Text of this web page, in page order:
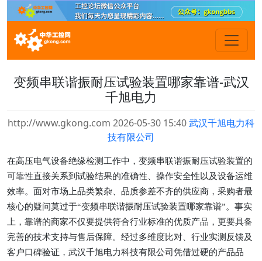
变频串联谐振耐压试验装置哪家靠谱-武汉
千旭电力
http://www.gkong.com 2026-05-30 15:40武汉千旭电力科
技有限公司
在高压电气设备绝缘检测工作中，变频串联谐振耐压试验装置的
可靠性直接关系到试验结果的准确性、操作安全性以及设备运维
效率。面对市场上品类繁杂、品质参差不齐的供应商，采购者最
核心的疑问莫过于“变频串联谐振耐压试验装置哪家靠谱”。事实
上，靠谱的商家不仅要提供符合行业标准的优质产品，更要具备
完善的技术支持与售后保障。经过多维度比对、行业实测反馈及
客户口碑验证，武汉千旭电力科技有限公司凭借过硬的产品品